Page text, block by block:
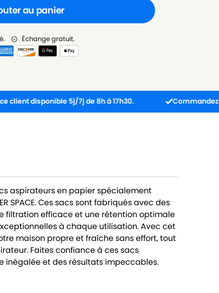
au panier
Échange gratuit.
5j/7j de 8h à 17h30. Commandez avant
aspirateurs en papier spécialement
SPACE. Ces sacs sont fabriqués avec des
filtration efficace et une rétention optimale
à chaque utilisation. Avec cet
maison propre et fraîche sans effort, tout
Faites confiance à ces sacs
inégalée et des résultats impeccables.